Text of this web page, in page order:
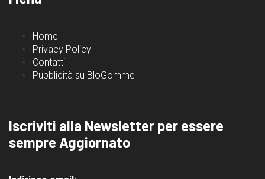
Home
Privacy Policy
Contatti
Pubblicità su BloGomme
Iscriviti alla Newsletter per essere
sempre Aggiornato